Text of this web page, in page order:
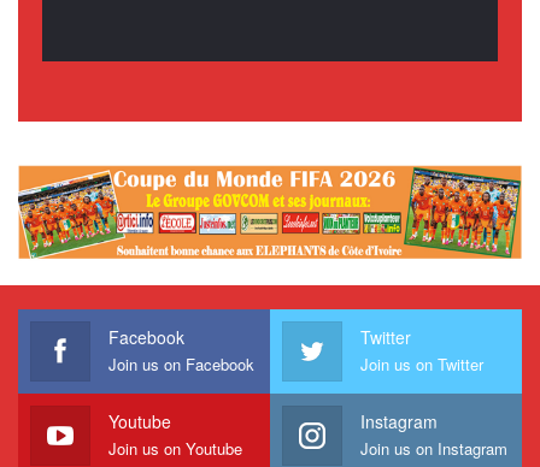
Facebook
Join us on Facebook
Twitter
Join us on Twitter
Youtube
Join us on Youtube
Instagram
Join us on Instagram